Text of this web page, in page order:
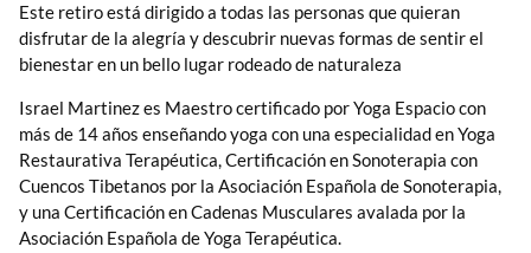
Este retiro está dirigido a todas las personas que quieran
disfrutar de la alegría y descubrir nuevas formas de sentir el
bienestar en un bello lugar rodeado de naturaleza
Israel Martinez es Maestro certificado por Yoga Espacio con
más de 14 años enseñando yoga con una especialidad en Yoga
Restaurativa Terapéutica, Certificación en Sonoterapia con
Cuencos Tibetanos por la Asociación Española de Sonoterapia,
y una Certificación en Cadenas Musculares avalada por la
Asociación Española de Yoga Terapéutica.